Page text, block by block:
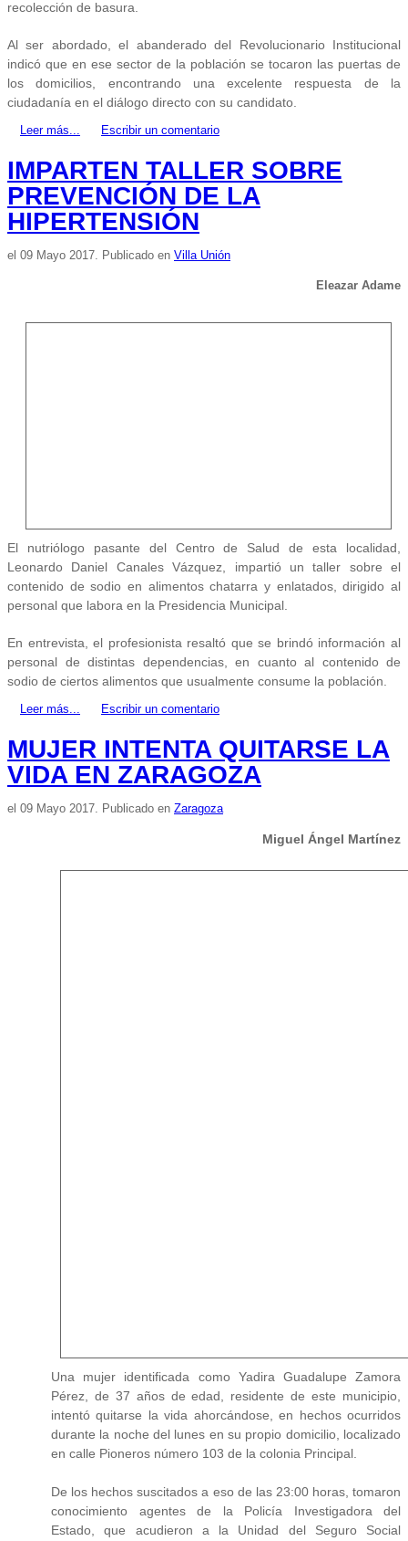
recolección de basura.
Al ser abordado, el abanderado del Revolucionario Institucional
indicó que en ese sector de la población se tocaron las puertas de
los domicilios, encontrando una excelente respuesta de la
ciudadanía en el diálogo directo con su candidato.
Leer más... Escribir un comentario
IMPARTEN TALLER SOBRE
PREVENCIÓN DE LA
HIPERTENSIÓN
el 09 Mayo 2017. Publicado en Villa Unión
Eleazar Adame
El nutriólogo pasante del Centro de Salud de esta localidad,
Leonardo Daniel Canales Vázquez, impartió un taller sobre el
contenido de sodio en alimentos chatarra y enlatados, dirigido al
personal que labora en la Presidencia Municipal.
En entrevista, el profesionista resaltó que se brindó información al
personal de distintas dependencias, en cuanto al contenido de
sodio de ciertos alimentos que usualmente consume la población.
Leer más... Escribir un comentario
MUJER INTENTA QUITARSE LA
VIDA EN ZARAGOZA
el 09 Mayo 2017. Publicado en Zaragoza
Miguel Ángel Martínez
Una mujer identificada como Yadira Guadalupe Zamora
Pérez, de 37 años de edad, residente de este municipio,
intentó quitarse la vida ahorcándose, en hechos ocurridos
durante la noche del lunes en su propio domicilio, localizado
en calle Pioneros número 103 de la colonia Principal.
De los hechos suscitados a eso de las 23:00 horas, tomaron
conocimiento agentes de la Policía Investigadora del
Estado, que acudieron a la Unidad del Seguro Social